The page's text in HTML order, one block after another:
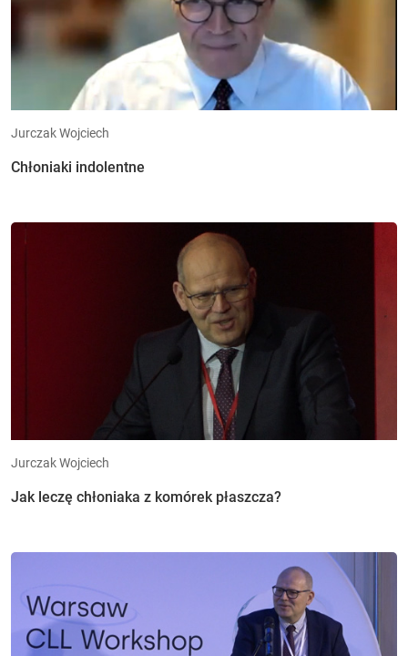
Jurczak Wojciech
Chłoniaki indolentne
Jurczak Wojciech
Jak leczę chłoniaka z komórek płaszcza?